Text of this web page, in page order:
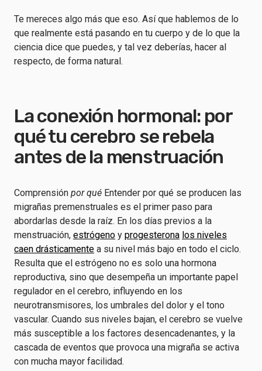
Te mereces algo más que eso. Así que hablemos de lo
que realmente está pasando en tu cuerpo y de lo que la
ciencia dice que puedes, y tal vez deberías, hacer al
respecto, de forma natural.
La conexión hormonal: por
qué tu cerebro se rebela
antes de la menstruación
Comprensión por qué Entender por qué se producen las
migrañas premenstruales es el primer paso para
abordarlas desde la raíz. En los días previos a la
menstruación, estrógeno y progesterona los niveles
caen drásticamente a su nivel más bajo en todo el ciclo.
Resulta que el estrógeno no es solo una hormona
reproductiva, sino que desempeña un importante papel
regulador en el cerebro, influyendo en los
neurotransmisores, los umbrales del dolor y el tono
vascular. Cuando sus niveles bajan, el cerebro se vuelve
más susceptible a los factores desencadenantes, y la
cascada de eventos que provoca una migraña se activa
con mucha mayor facilidad.